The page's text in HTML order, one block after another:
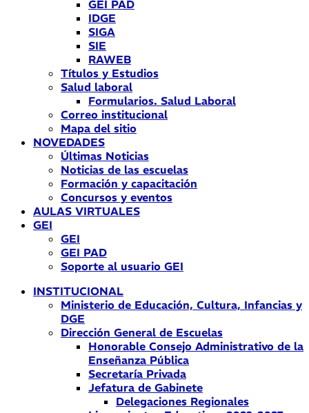
GEI PAD
IDGE
SIGA
SIE
RAWEB
Títulos y Estudios
Salud laboral
Formularios. Salud Laboral
Correo institucional
Mapa del sitio
NOVEDADES
Últimas Noticias
Noticias de las escuelas
Formación y capacitación
Concursos y eventos
AULAS VIRTUALES
GEI
GEI
GEI PAD
Soporte al usuario GEI
INSTITUCIONAL
Ministerio de Educación, Cultura, Infancias y
DGE
Dirección General de Escuelas
Honorable Consejo Administrativo de la
Enseñanza Pública
Secretaría Privada
Jefatura de Gabinete
Delegaciones Regionales